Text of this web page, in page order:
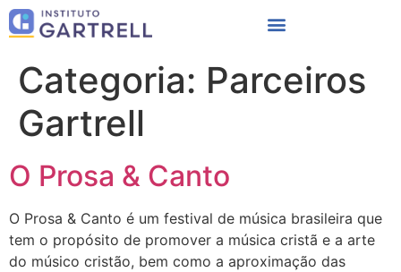
Categoria: Parceiros
Gartrell
O Prosa & Canto
O Prosa & Canto é um festival de música brasileira que
tem o propósito de promover a música cristã e a arte
do músico cristão, bem como a aproximação das